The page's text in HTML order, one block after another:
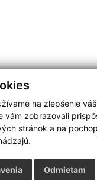
na zlepšenie
vám zobrazovali
stránok a na
Odmietam